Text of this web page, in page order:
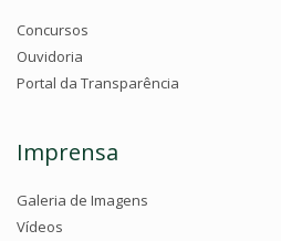
Concursos
Ouvidoria
Portal da Transparência
Imprensa
Galeria de Imagens
Vídeos